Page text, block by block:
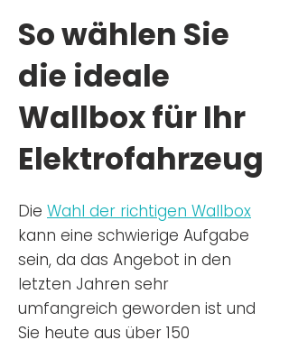
So wählen Sie
die ideale
Wallbox für Ihr
Elektrofahrzeug
Die Wahl der richtigen Wallbox
kann eine schwierige Aufgabe
sein, da das Angebot in den
letzten Jahren sehr
umfangreich geworden ist und
Sie heute aus über 150